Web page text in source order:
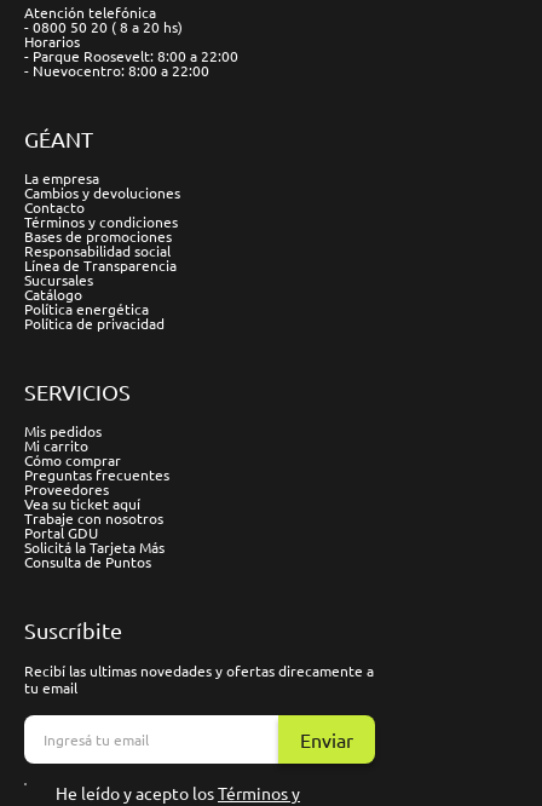
Atención telefónica
- 0800 50 20 ( 8 a 20 hs)
Horarios
- Parque Roosevelt: 8:00 a 22:00
- Nuevocentro: 8:00 a 22:00
GÉANT
La empresa
Cambios y devoluciones
Contacto
Términos y condiciones
Bases de promociones
Responsabilidad social
Línea de Transparencia
Sucursales
Catálogo
Política energética
Política de privacidad
SERVICIOS
Mis pedidos
Mi carrito
Cómo comprar
Preguntas frecuentes
Proveedores
Vea su ticket aquí
Trabaje con nosotros
Portal GDU
Solicitá la Tarjeta Más
Consulta de Puntos
Suscríbite
Recibí las ultimas novedades y ofertas direcamente a
tu email
Enviar
He leído y acepto losTérminos y